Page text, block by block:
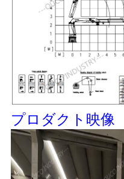
プロダクト映像